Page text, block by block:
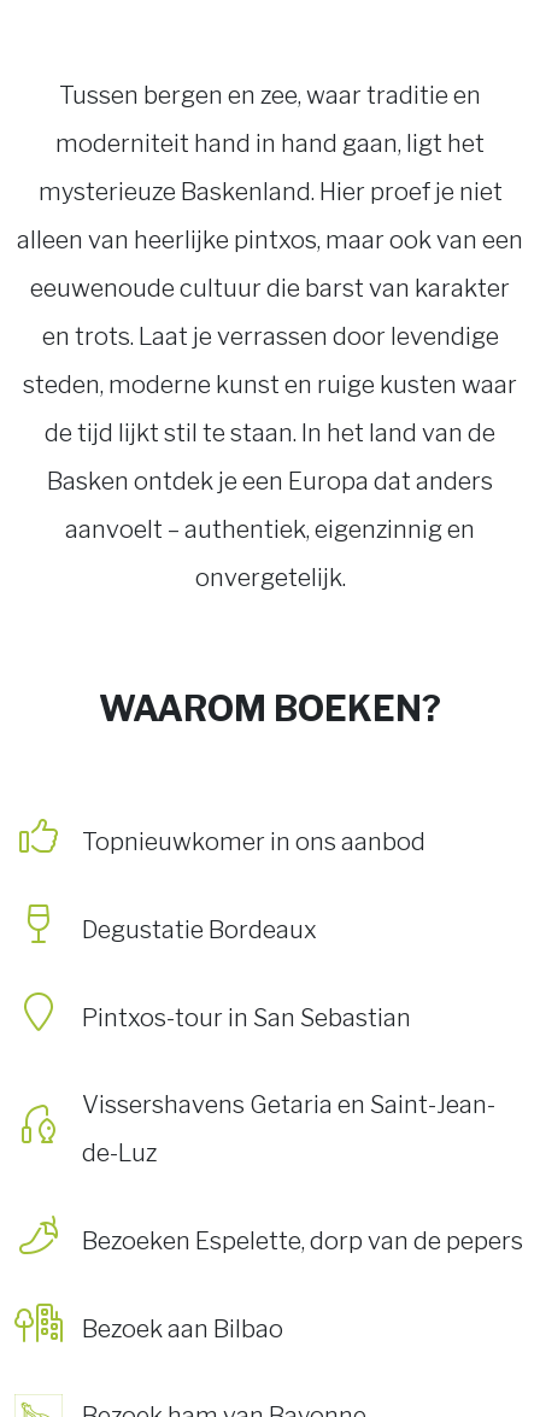
Tussen bergen en zee, waar traditie en
moderniteit hand in hand gaan, ligt het
mysterieuze Baskenland. Hier proef je niet
alleen van heerlijke pintxos, maar ook van een
eeuwenoude cultuur die barst van karakter
en trots. Laat je verrassen door levendige
steden, moderne kunst en ruige kusten waar
de tijd lijkt stil te staan. In het land van de
Basken ontdek je een Europa dat anders
aanvoelt – authentiek, eigenzinnig en
onvergetelijk.
WAAROM BOEKEN?
Topnieuwkomer in ons aanbod
Degustatie Bordeaux
Pintxos-tour in San Sebastian
Vissershavens Getaria en Saint-Jean-
de-Luz
Bezoeken Espelette, dorp van de pepers
Bezoek aan Bilbao